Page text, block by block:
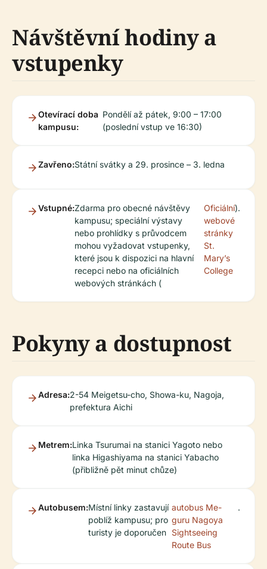
Návštěvní hodiny a
vstupenky
Otevírací doba
kampusu:
Pondělí až pátek, 9:00 – 17:00
(poslední vstup ve 16:30)
Zavřeno:Státní svátky a 29. prosince – 3. ledna
Vstupné:Zdarma pro obecné návštěvy
kampusu; speciální výstavy
nebo prohlídky s průvodcem
mohou vyžadovat vstupenky,
které jsou k dispozici na hlavní
recepci nebo na oficiálních
webových stránkách (
Oficiální
webové
stránky
St.
Mary’s
College
).
Pokyny a dostupnost
Adresa:2-54 Meigetsu-cho, Showa-ku, Nagoja,
prefektura Aichi
Metrem:Linka Tsurumai na stanici Yagoto nebo
linka Higashiyama na stanici Yabacho
(přibližně pět minut chůze)
Autobusem:Místní linky zastavují
poblíž kampusu; pro
turisty je doporučen
autobus Me-
guru Nagoya
Sightseeing
Route Bus
.